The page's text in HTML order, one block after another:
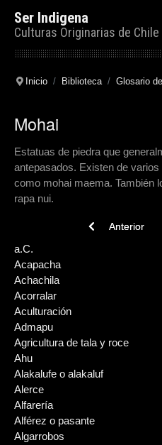
Ser Indigena
Culturas Originarias de Chile
Inicio Biblioteca Glosario
Mohai
Estatuas de piedra que
antepasados. Existen de
como mohai maema. También
rapa nui.
Previous article:
Anterior
a.C.
Acapacha
Achachila
Acorralar
Aculturación
Admapu
Agricultura de tala y roce
Ahu
Alakalufe o alakaluf
Alerce
Alfarería
Alférez o pasante
Algarrobos